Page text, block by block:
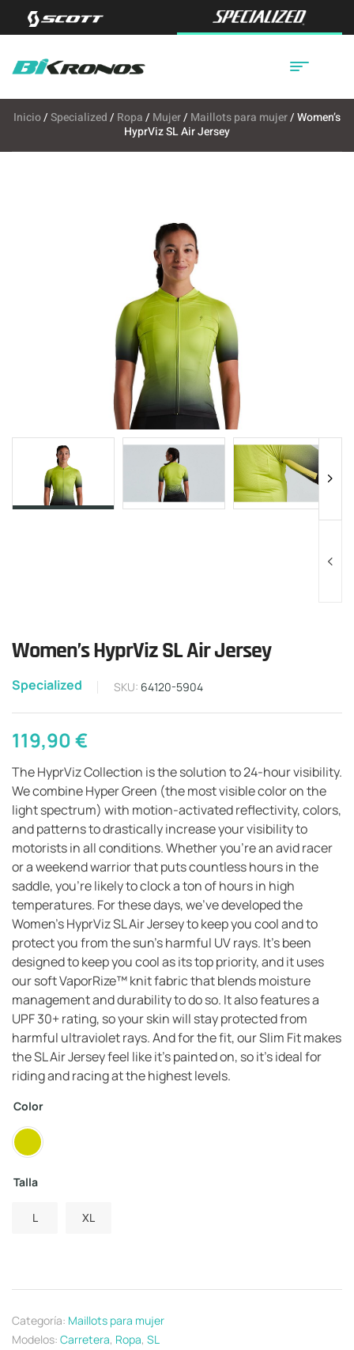
Inicio/Specialized/ Ropa/ Mujer/ Maillots para mujer/ Women’s
HyprViz SL Air Jersey
Women’s HyprViz SL Air Jersey
Specialized SKU: 64120-5904
119,90€
The HyprViz Collection is the solution to 24-hour visibility.
We combine Hyper Green (the most visible color on the
light spectrum) with motion-activated reflectivity, colors,
and patterns to drastically increase your visibility to
motorists in all conditions. Whether you’re an avid racer
or a weekend warrior that puts countless hours in the
saddle, you’re likely to clock a ton of hours in high
temperatures. For these days, we’ve developed the
Women’s HyprViz SL Air Jersey to keep you cool and to
protect you from the sun’s harmful UV rays. It’s been
designed to keep you cool as its top priority, and it uses
our soft VaporRize™ knit fabric that blends moisture
management and durability to do so. It also features a
UPF 30+ rating, so your skin will stay protected from
harmful ultraviolet rays. And for the fit, our Slim Fit makes
the SL Air Jersey feel like it’s painted on, so it’s ideal for
riding and racing at the highest levels.
Color
Talla
L XL
Categoría: Maillots para mujer
Modelos: Carretera, Ropa, SL